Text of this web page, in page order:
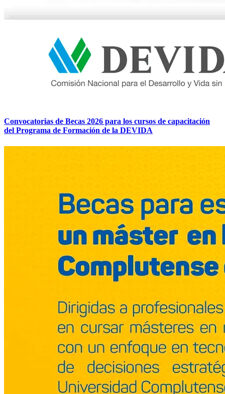
Convocatorias de Becas 2026 para los cursos de capacitación
del Programa de Formación de la DEVIDA